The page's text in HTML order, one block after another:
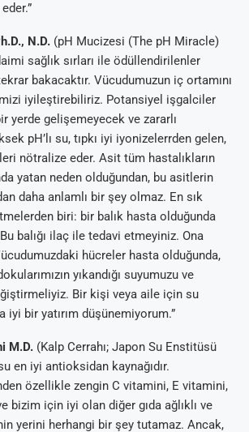
N.D. (pH Mucizesi (The pH Miracle)
sağlık sırları ile ödüllendirilenler
bakacaktır. Vücudumuzun iç ortamını
iyileştirebiliriz. Potansiyel işgalciler
yerde gelişemeyecek ve zararlı
pH’lı su, tıpkı iyi iyonizelerrden gelen,
nötralize eder. Asit tüm hastalıkların
yatan neden olduğundan, bu asitlerin
daha anlamlı bir şey olmaz. En sık
biri: bir balık hasta olduğunda
balığı ilaç ile tedavi etmeyiniz. Ona
hücreler hasta olduğunda,
yıkandığı suyumuzu ve
Bir kişi veya aile için su
iyi bir yatırım düşünemiyorum.”
M.D. (Kalp Cerrahı; Japon Su Enstitüsü
en iyi antioksidan kaynağıdır.
özellikle zengin C vitamini, E vitamini,
bizim için iyi olan diğer gıda ağlıklı ve
yerini herhangi bir şey tutamaz. Ancak,